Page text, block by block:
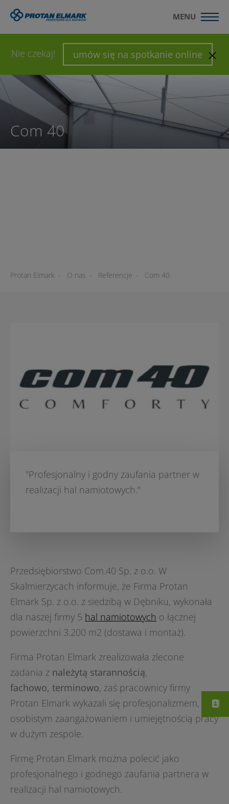
Nie czekaj! umów się na spotkanie online
MENU
WYŚLIJ ZAPYTANIE SKONFIGURUJ HALĘ
Com 40
Protan Elmark - O nas - Referencje - Com 40
"Profesjonalny i godny zaufania partner w
realizacji hal namiotowych."
Przedsiębiorstwo Com.40 Sp. z o.o. W
Skalmierzycach informuje, że Firma Protan
Elmark Sp. z o.o. z siedzibą w Dębniku, wykonała
dla naszej firmy 5 hal namiotowych o łącznej
powierzchni 3.200 m2 (dostawa i montaż).
Firma Protan Elmark zrealizowała zlecone
zadania z należytą starannością,
fachowo, terminowo, zaś pracownicy firmy
Protan Elmark wykazali się profesjonalizmem,
osobistym zaangażowaniem i umiejętnością pracy
w dużym zespole.
Firmę Protan Elmark można polecić jako
profesjonalnego i godnego zaufania partnera w
realizacji hal namiotowych.